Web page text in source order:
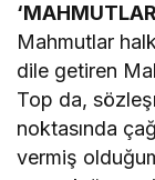
Mahmutlar
dile getiren
Top da,
noktasında
vermiş